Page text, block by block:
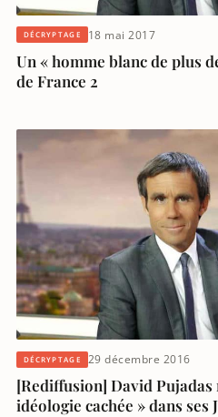
DÉCRYPTAGE 18 mai 2017
Un « homme blanc de plus
de France 2
DÉCRYPTAGE 29 décembre 2016
[Rediffusion] David
idéologie cachée » dans ses